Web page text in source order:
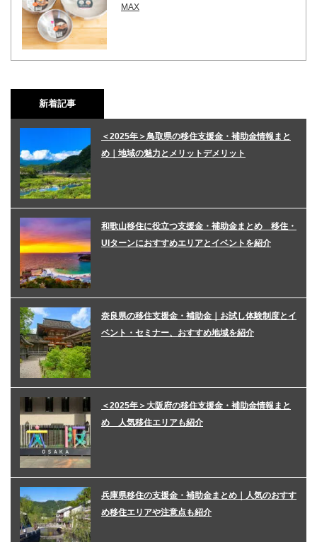
MAX
新着記事
＜2025年＞鳥取県の移住支援金・補助金情報まと
め｜地域の魅力とメリットデメリット
和歌山移住に役立つ支援金・補助金まとめ 移住・
UIターンにおすすめエリアとイベントを紹介
奈良県の移住支援金・補助金｜お試し体験制度とイ
ベント・セミナー、おすすめ地域を紹介
＜2025年＞大阪府の移住支援金・補助金情報まと
め 人気移住エリアも紹介
兵庫県移住の支援金・補助金まとめ｜人気のおすす
め移住エリアや注意点も紹介